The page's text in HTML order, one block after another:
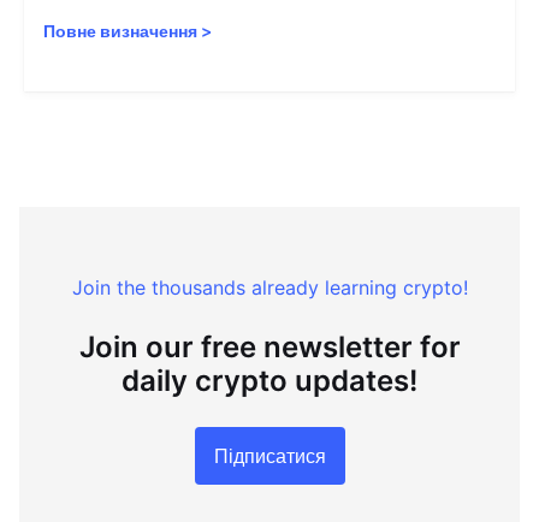
Повне визначення >
Join the thousands already learning crypto!
Join our free newsletter for
daily crypto updates!
Підписатися